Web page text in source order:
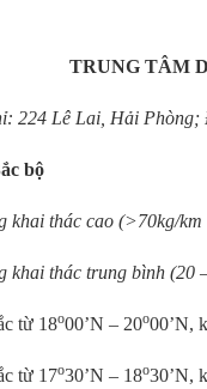
TRUNG TÂM
224 Lê Lai, Hải Phòng;
bộ
khai thác cao (>70kg/
khai thác trung bình (20
từ 18o00’N – 20o00’N,
từ 17o30’N – 18o30’N,